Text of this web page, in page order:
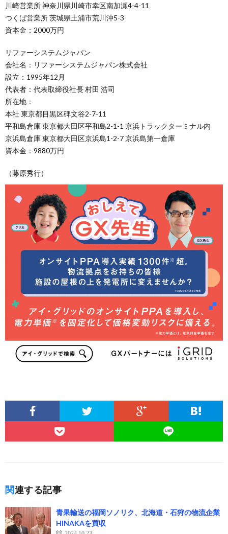
川崎営業所 神奈川県川崎市幸区南加瀬4-4-11
つくば営業所 茨城県土浦市荒川沖5-3
資本金：2000万円
リファーシステムジャパン
会社名：リファーシステムジャパン株式会社
設立：1995年12月
代表者：代表取締役社長 村田 浩司
所在地：
本社 東京都目黒区碑文谷2-7-11
平和島倉庫 東京都大田区平和島2-1-1 京浜トラックターミナル内
京浜島倉庫 東京都大田区京浜島1-2-7 京浜島第一倉庫
資本金：9880万円
（藤原秀行）
関連する記事
青果輸送の福岡ソノリク、北海道・石狩の物流企業
HINAKAを買収